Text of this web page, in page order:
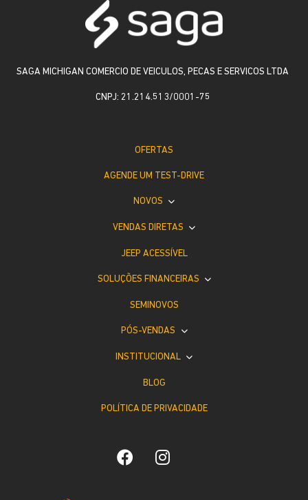
SAGA MICHIGAN COMERCIO DE VEICULOS, PECAS E SERVICOS LTDA
CNPJ: 21.214.513/0001-75
OFERTAS
AGENDE UM TEST-DRIVE
NOVOS
VENDAS DIRETAS
JEEP ACESSÍVEL
SOLUÇÕES FINANCEIRAS
SEMINOVOS
PÓS-VENDAS
INSTITUCIONAL
BLOG
POLÍTICA DE PRIVACIDADE